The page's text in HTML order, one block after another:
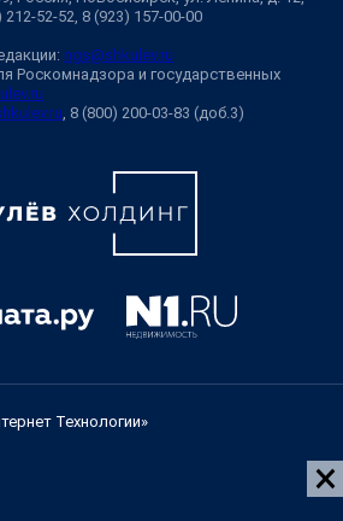
52-52, 8 (923) 157-00-00
ngs@shkulev.ru
Роскомнадзора и государственных
, 8 (800) 200-03-83 (доб.3)
Технологии»